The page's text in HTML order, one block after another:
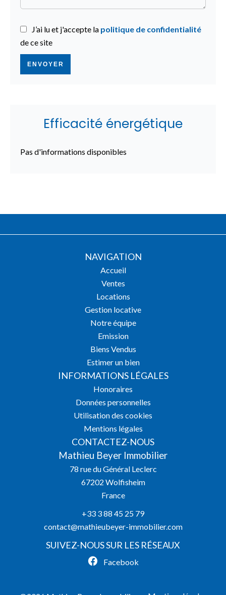
J’ai lu et j'accepte la politique de confidentialité
de ce site
ENVOYER
Efficacité énergétique
Pas d'informations disponibles
NAVIGATION
Accueil
Ventes
Locations
Gestion locative
Notre équipe
Emission
Biens Vendus
Estimer un bien
INFORMATIONS LÉGALES
Honoraires
Données personnelles
Utilisation des cookies
Mentions légales
CONTACTEZ-NOUS
Mathieu Beyer Immobilier
78 rue du Général Leclerc
67202 Wolfisheim
France
+33 3 88 45 25 79
contact@mathieubeyer-immobilier.com
SUIVEZ-NOUS SUR LES RÉSEAUX
Facebook